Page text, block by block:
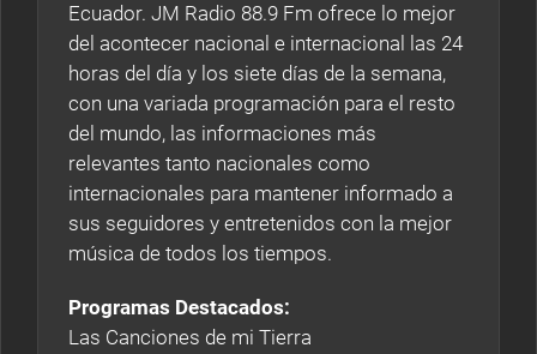
Ecuador. JM Radio 88.9 Fm ofrece lo mejor
del acontecer nacional e internacional las 24
horas del día y los siete días de la semana,
con una variada programación para el resto
del mundo, las informaciones más
relevantes tanto nacionales como
internacionales para mantener informado a
sus seguidores y entretenidos con la mejor
música de todos los tiempos.
Programas Destacados:
Las Canciones de mi Tierra